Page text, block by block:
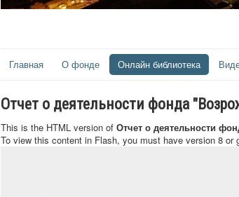
Главная О фонде Онлайн библиотека
Отчет о деятельности фонда
This is the HTML version of Отчет о деятельности
To view this content in Flash, you must have version 8